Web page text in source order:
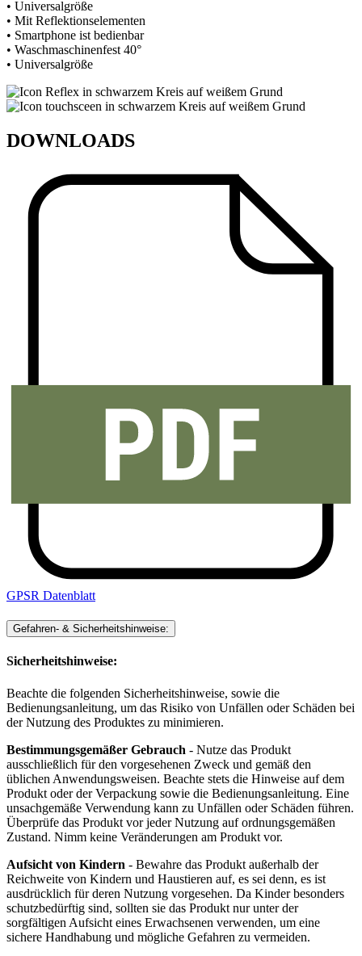
• Universalgröße
• Mit Reflektionselementen
• Smartphone ist bedienbar
• Waschmaschinenfest 40°
• Universalgröße
DOWNLOADS
GPSR Datenblatt
Gefahren- & Sicherheitshinweise:
Sicherheitshinweise:
Beachte die folgenden Sicherheitshinweise, sowie die
Bedienungsanleitung, um das Risiko von Unfällen oder Schäden bei
der Nutzung des Produktes zu minimieren.
Bestimmungsgemäßer Gebrauch - Nutze das Produkt
ausschließlich für den vorgesehenen Zweck und gemäß den
üblichen Anwendungsweisen. Beachte stets die Hinweise auf dem
Produkt oder der Verpackung sowie die Bedienungsanleitung. Eine
unsachgemäße Verwendung kann zu Unfällen oder Schäden führen.
Überprüfe das Produkt vor jeder Nutzung auf ordnungsgemäßen
Zustand. Nimm keine Veränderungen am Produkt vor.
Aufsicht von Kindern - Bewahre das Produkt außerhalb der
Reichweite von Kindern und Haustieren auf, es sei denn, es ist
ausdrücklich für deren Nutzung vorgesehen. Da Kinder besonders
schutzbedürftig sind, sollten sie das Produkt nur unter der
sorgfältigen Aufsicht eines Erwachsenen verwenden, um eine
sichere Handhabung und mögliche Gefahren zu vermeiden.